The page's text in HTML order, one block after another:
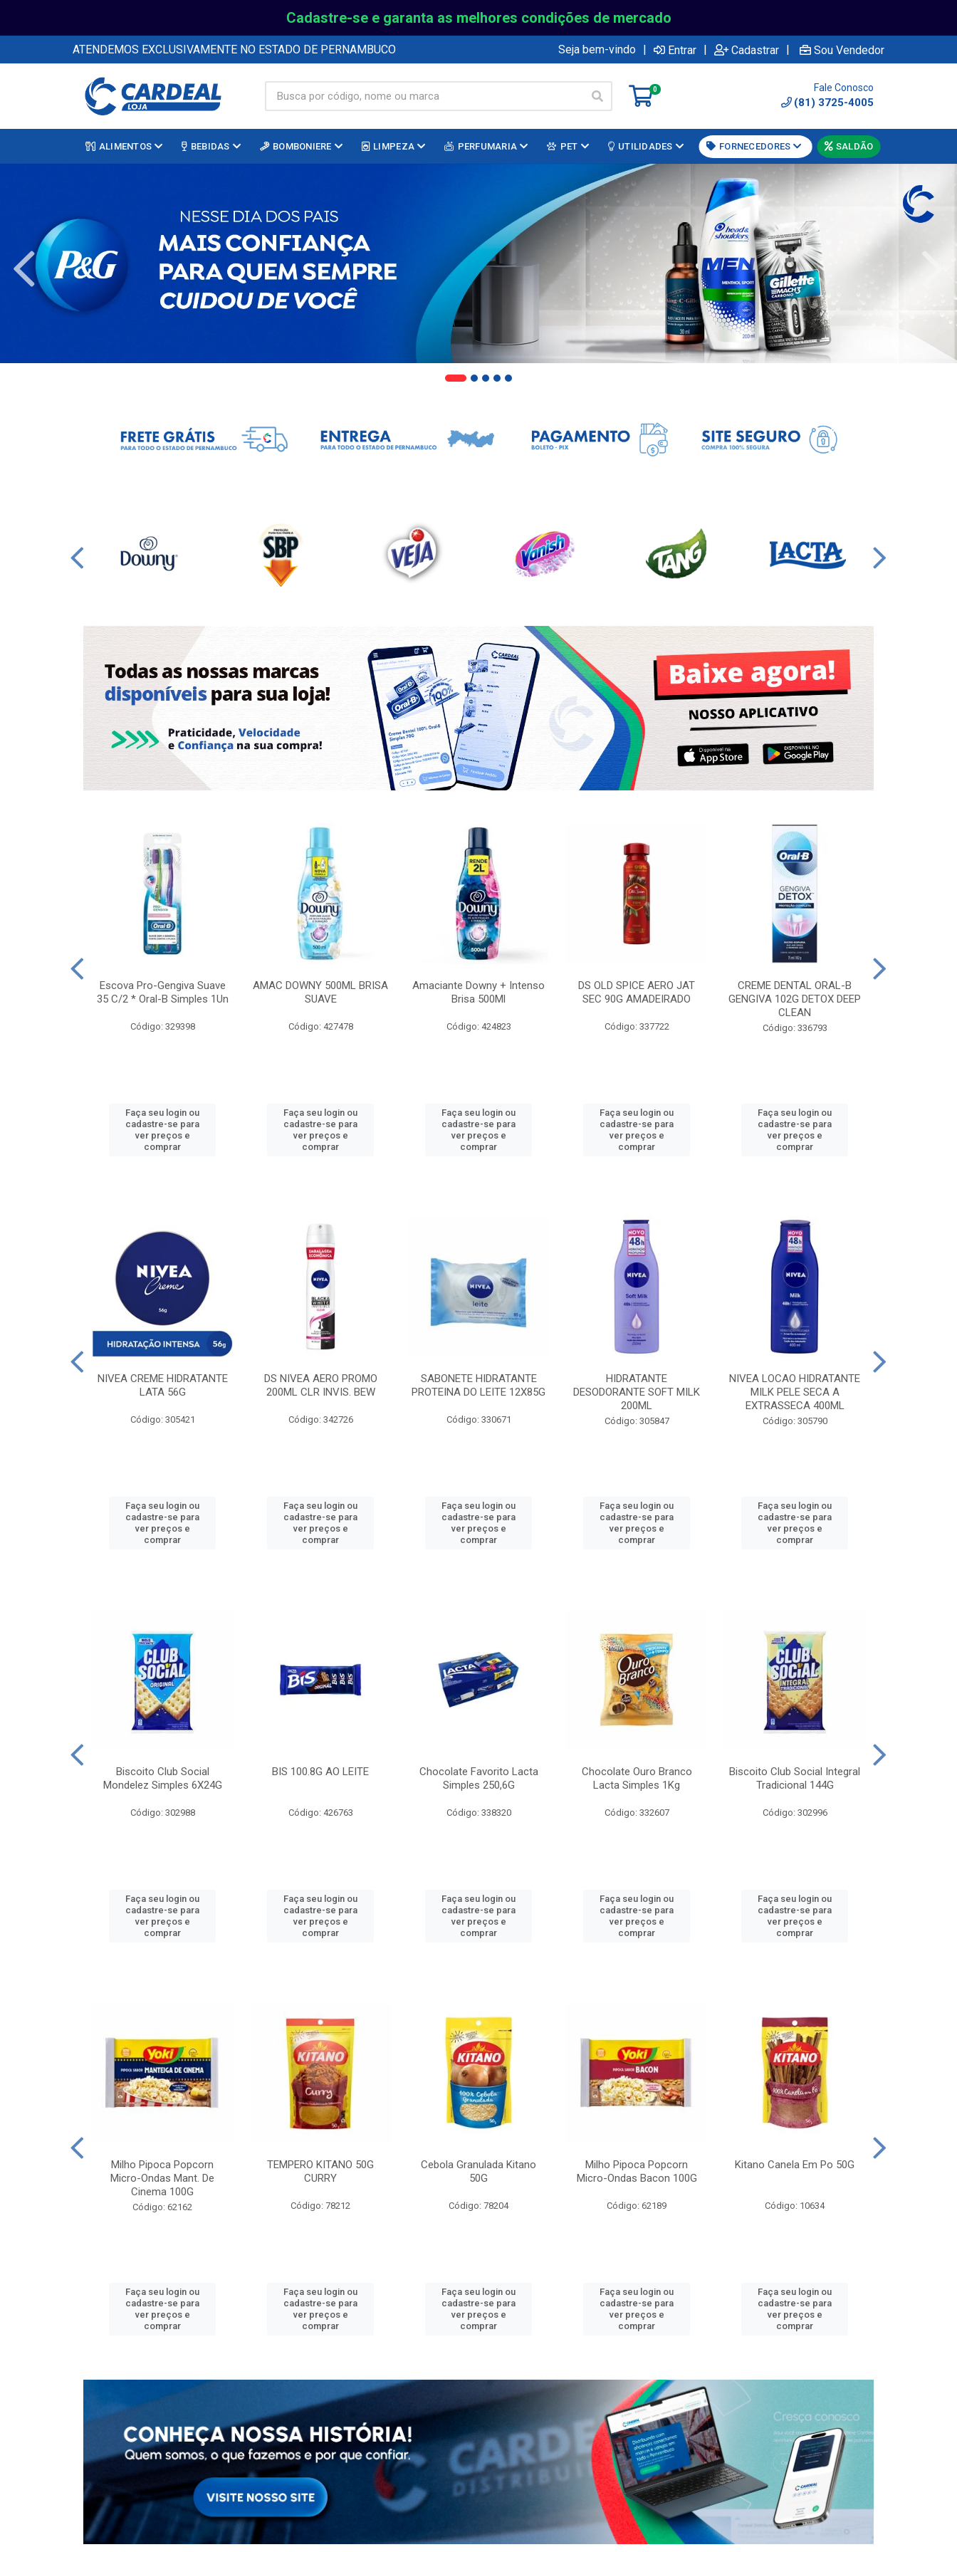
Cadastre-se e garanta as melhores condições de mercado
ATENDEMOS EXCLUSIVAMENTE NO ESTADO DE PERNAMBUCO Seja bem-vindo | Entrar | Cadastrar | Sou Vendedor
0 Fale Conosco
(81) 3725-4005
ALIMENTOS BEBIDAS BOMBONIERE LIMPEZA PERFUMARIA PET UTILIDADES FORNECEDORES SALDÃO
Escova Pro-Gengiva Suave
35 C/2 * Oral-B Simples 1Un
Código: 329398
Faça seu login ou
cadastre-se para
ver preços e
comprar
AMAC DOWNY 500ML BRISA
SUAVE
Código: 427478
Faça seu login ou
cadastre-se para
ver preços e
comprar
Amaciante Downy + Intenso
Brisa 500Ml
Código: 424823
Faça seu login ou
cadastre-se para
ver preços e
comprar
DS OLD SPICE AERO JAT
SEC 90G AMADEIRADO
Código: 337722
Faça seu login ou
cadastre-se para
ver preços e
comprar
CREME DENTAL ORAL-B
GENGIVA 102G DETOX DEEP
CLEAN
Código: 336793
Faça seu login ou
cadastre-se para
ver preços e
comprar
NIVEA CREME HIDRATANTE
LATA 56G
Código: 305421
Faça seu login ou
cadastre-se para
ver preços e
comprar
DS NIVEA AERO PROMO
200ML CLR INVIS. BEW
Código: 342726
Faça seu login ou
cadastre-se para
ver preços e
comprar
SABONETE HIDRATANTE
PROTEINA DO LEITE 12X85G
Código: 330671
Faça seu login ou
cadastre-se para
ver preços e
comprar
HIDRATANTE
DESODORANTE SOFT MILK
200ML
Código: 305847
Faça seu login ou
cadastre-se para
ver preços e
comprar
NIVEA LOCAO HIDRATANTE
MILK PELE SECA A
EXTRASSECA 400ML
Código: 305790
Faça seu login ou
cadastre-se para
ver preços e
comprar
Biscoito Club Social
Mondelez Simples 6X24G
Código: 302988
Faça seu login ou
cadastre-se para
ver preços e
comprar
BIS 100.8G AO LEITE
Código: 426763
Faça seu login ou
cadastre-se para
ver preços e
comprar
Chocolate Favorito Lacta
Simples 250,6G
Código: 338320
Faça seu login ou
cadastre-se para
ver preços e
comprar
Chocolate Ouro Branco
Lacta Simples 1Kg
Código: 332607
Faça seu login ou
cadastre-se para
ver preços e
comprar
Biscoito Club Social Integral
Tradicional 144G
Código: 302996
Faça seu login ou
cadastre-se para
ver preços e
comprar
Milho Pipoca Popcorn
Micro-Ondas Mant. De
Cinema 100G
Código: 62162
Faça seu login ou
cadastre-se para
ver preços e
comprar
TEMPERO KITANO 50G
CURRY
Código: 78212
Faça seu login ou
cadastre-se para
ver preços e
comprar
Cebola Granulada Kitano
50G
Código: 78204
Faça seu login ou
cadastre-se para
ver preços e
comprar
Milho Pipoca Popcorn
Micro-Ondas Bacon 100G
Código: 62189
Faça seu login ou
cadastre-se para
ver preços e
comprar
Kitano Canela Em Po 50G
Código: 10634
Faça seu login ou
cadastre-se para
ver preços e
comprar